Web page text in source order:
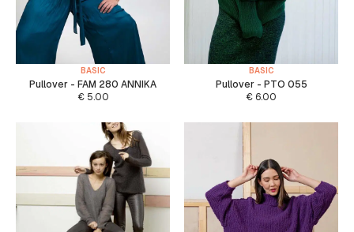
BASIC
Pullover - FAM 280 ANNIKA
€5.00
BASIC
Pullover - PTO 055
€ 6.00